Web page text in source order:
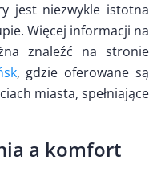
jest niezwykle istotna
Więcej informacji na
znaleźć na stronie
, gdzie oferowane są
miasta, spełniające
a komfort